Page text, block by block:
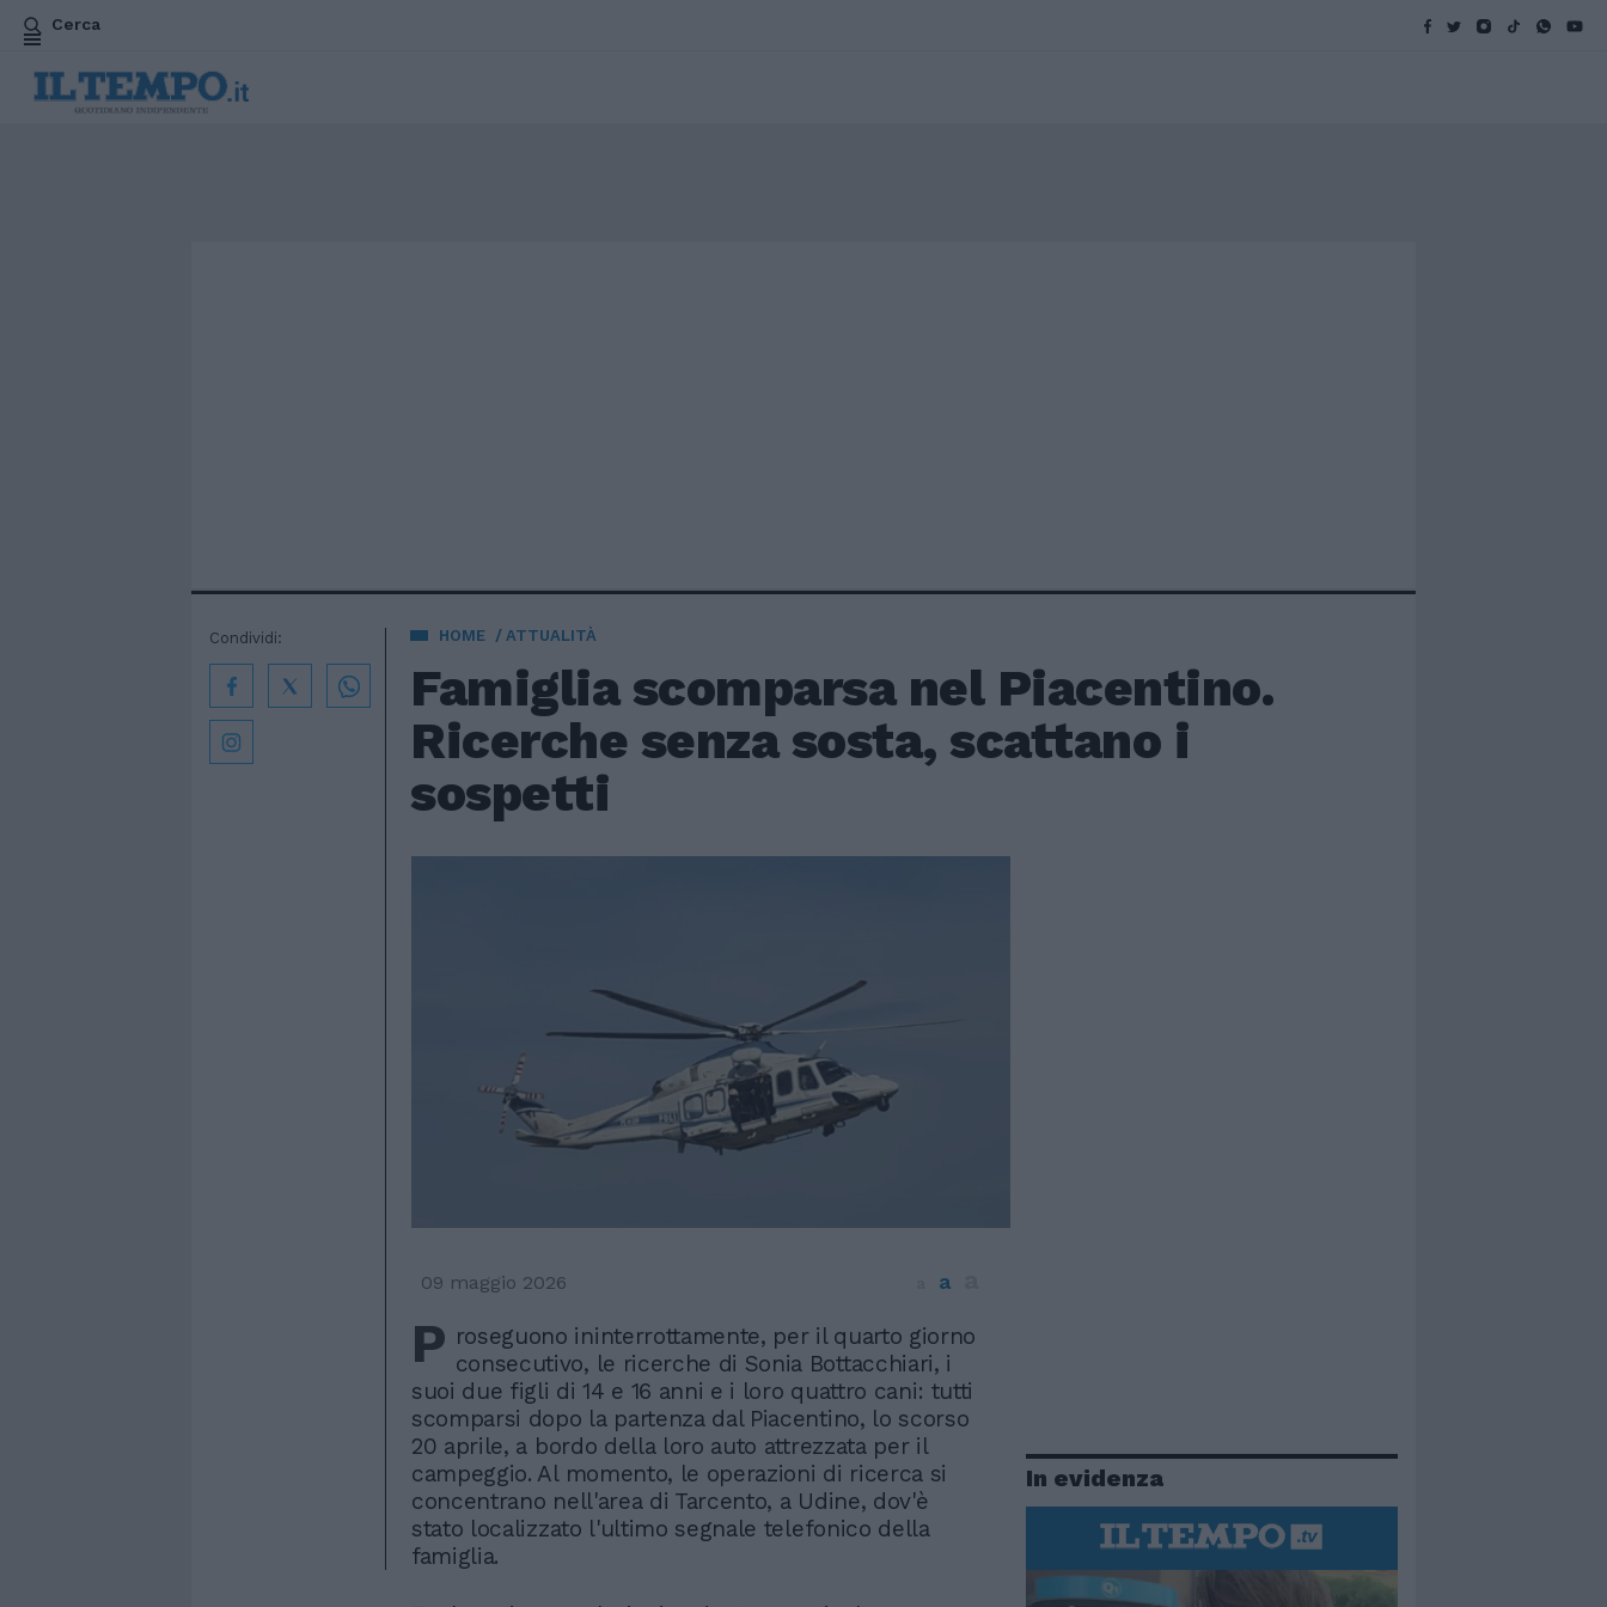
Cerca
HOME ATTUALITÀ
Famiglia scomparsa nel Piacentino.
Ricerche senza sosta, scattano i
sospetti
Condividi:
09 maggio 2026 a
P roseguono ininterrottamente, per il quarto giorno
consecutivo, le ricerche di Sonia Bottacchiari, i
suoi due figli di 14 e 16 anni e i loro quattro cani: tutti
scomparsi dopo la partenza dal Piacentino, lo scorso
20 aprile, a bordo della loro auto attrezzata per il
campeggio. Al momento, le operazioni di ricerca si
concentrano nell'area di Tarcento, a Udine, dov'è
stato localizzato l'ultimo segnale telefonico della
famiglia.
In evidenza